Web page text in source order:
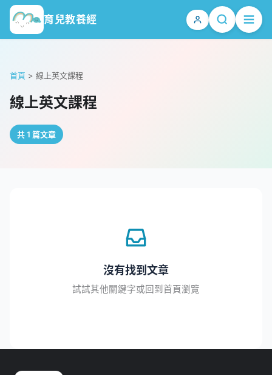
育兒教養經
首頁 > 線上英文課程
線上英文課程
共 1 篇文章
沒有找到文章
試試其他關鍵字或回到首頁瀏覽